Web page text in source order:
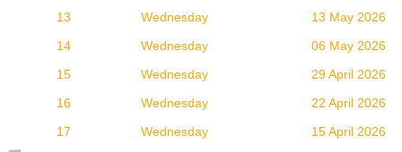
13
Wednesday
13 May 2026
14
Wednesday
06 May 2026
15
Wednesday
29 April 2026
16
Wednesday
22 April 2026
17
Wednesday
15 April 2026